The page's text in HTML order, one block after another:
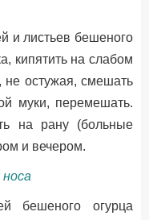
и листьев бешеного
кипятить на слабом
не остужая, смешать
муки, перемешать.
на рану (больные
и вечером.
бешеного огурца